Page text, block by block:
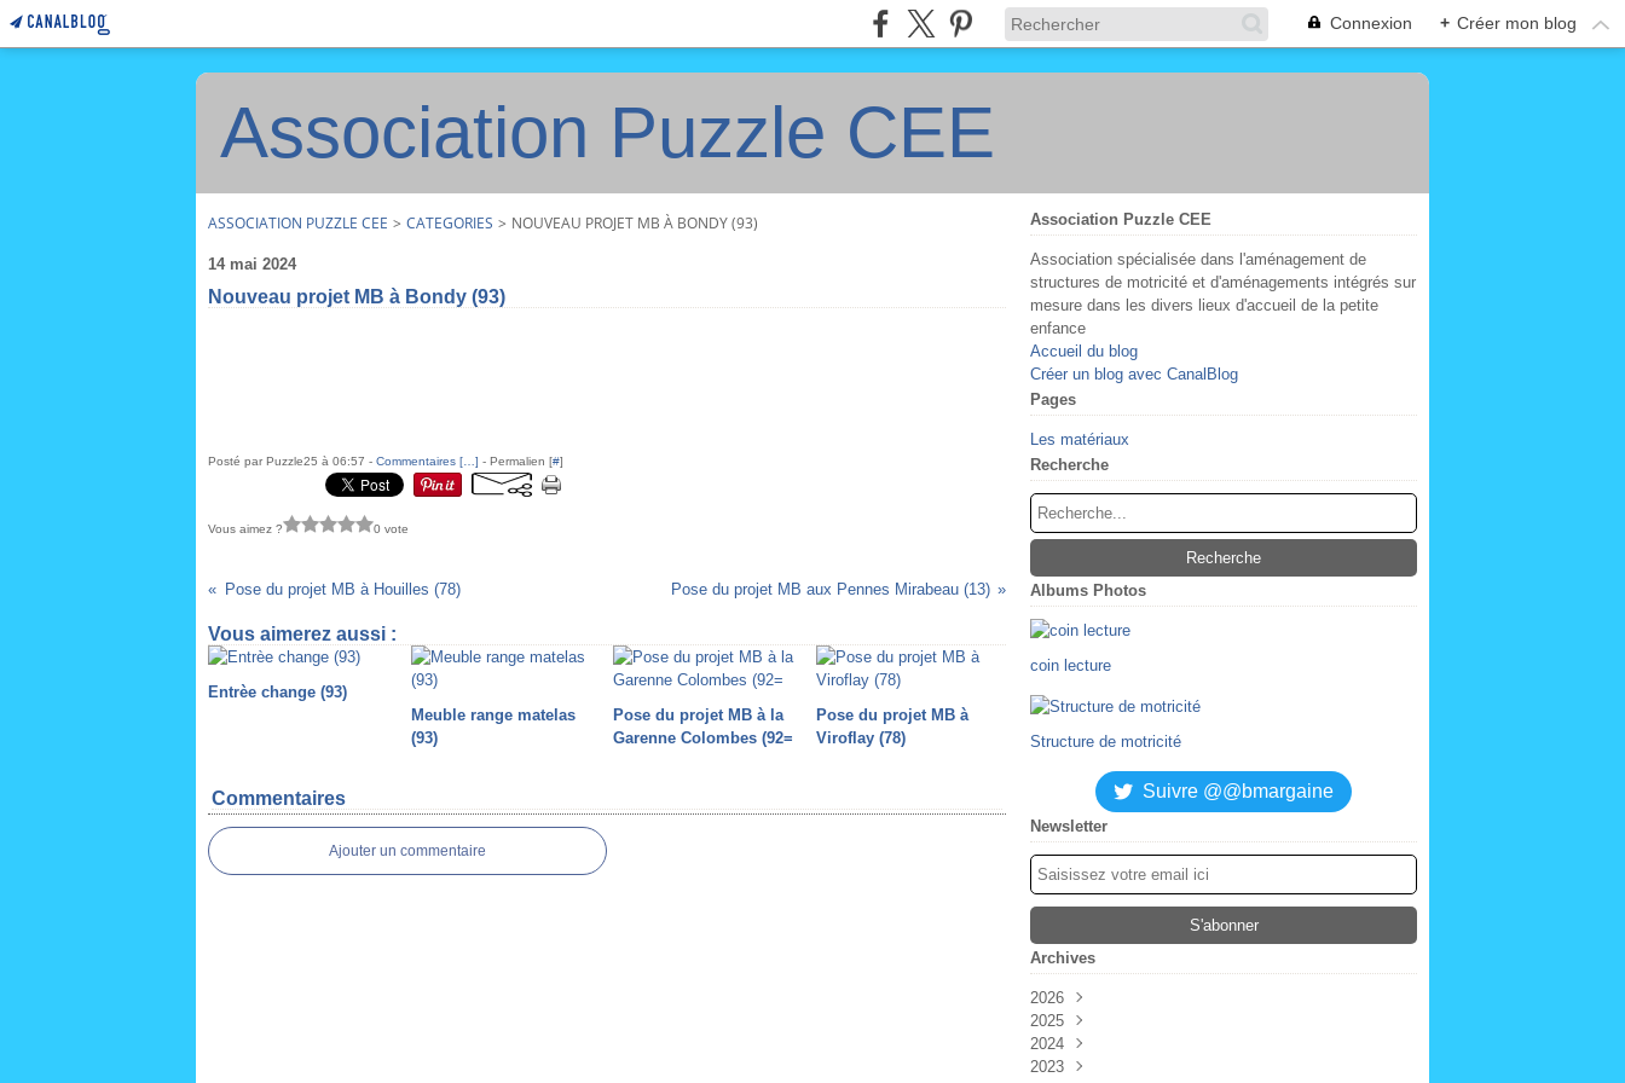
Connexion + Créer mon blog
Association Puzzle CEE
ASSOCIATION PUZZLE CEE > CATEGORIES > NOUVEAU PROJET MB À BONDY (93)
14 mai 2024
Nouveau projet MB à Bondy (93)
Posté par Puzzle25 à 06:57 - Commentaires [ ] - Permalien [#]
Vous aimez ? 0 vote
Pose du projet MB à Houilles (78) Pose du projet MB aux Pennes Mirabeau (13)
Vous aimerez aussi :
Entrèe change (93)
Meuble range matelas
(93)
Pose du projet MB à la
Garenne Colombes (92=
Pose du projet MB à
Viroflay (78)
Commentaires
Ajouter un commentaire
Association Puzzle CEE
Association spécialisée dans l'aménagement de
structures de motricité et d'aménagements intégrés sur
mesure dans les divers lieux d'accueil de la petite
enfance
Accueil du blog
Créer un blog avec CanalBlog
Pages
Les matériaux
Recherche
Albums Photos
coin lecture
Structure de motricité
Suivre @@bmargaine
Newsletter
Archives
2026
Février
2025
Octobre
Septembre
2024
Décembre
2023